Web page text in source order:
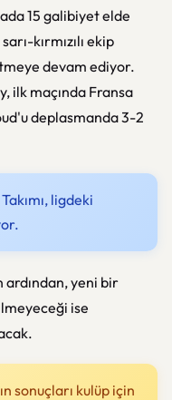
15 galibiyet elde
kırmızılı ekip
devam ediyor.
ilk maçında Fransa
deplasmanda 3-2
ligdeki
ardından, yeni bir
ise
sonuçları kulüp için